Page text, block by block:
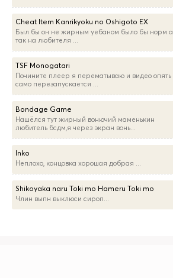
Cheat Item Kanrikyoku no Oshigoto EX
Был бы он не жирным уебаном было бы норм а
так на любителя ...
TSF Monogatari
Почините плеер я перематываю и видео опять
само перезапускается ...
Bondage Game
Нашёлся тут жирный вонючий маменькин
любитель бсдм,я через экран вонь...
Inko
Неплохо, концовка хорошая добрая ...
Shikoyaka naru Toki mo Hameru Toki mo
Члин выпн выклюси сироп...